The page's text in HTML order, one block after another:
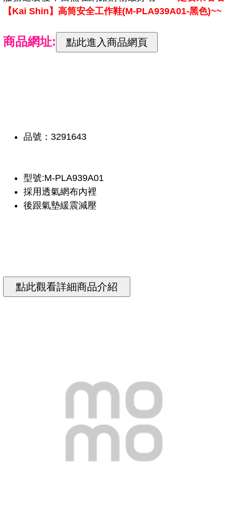
【Kai Shin】高筒安全工作鞋(M-PLA939A01-黑色)~~
商品網址:
品號：3291643
型號:M-PLA939A01
採用透氣網布內裡
後跟氣墊緩震減壓